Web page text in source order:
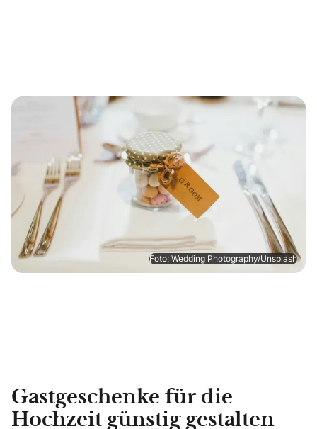
Foto: Wedding Photography/Unsplash
Gastgeschenke für die
Hochzeit günstig gestalten